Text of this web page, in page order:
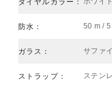
防水： 50 m /
ガラス： サファ
ストラップ： ステン